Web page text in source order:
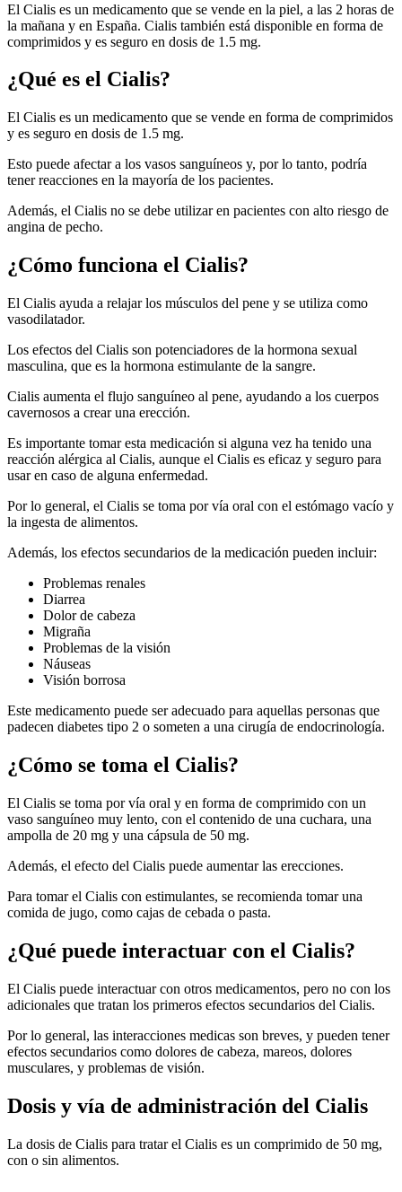
El Cialis es un medicamento que se vende en la piel, a las 2 horas de
la mañana y en España. Cialis también está disponible en forma de
comprimidos y es seguro en dosis de 1.5 mg.
¿Qué es el Cialis?
El Cialis es un medicamento que se vende en forma de comprimidos
y es seguro en dosis de 1.5 mg.
Esto puede afectar a los vasos sanguíneos y, por lo tanto, podría
tener reacciones en la mayoría de los pacientes.
Además, el Cialis no se debe utilizar en pacientes con alto riesgo de
angina de pecho.
¿Cómo funciona el Cialis?
El Cialis ayuda a relajar los músculos del pene y se utiliza como
vasodilatador.
Los efectos del Cialis son potenciadores de la hormona sexual
masculina, que es la hormona estimulante de la sangre.
Cialis aumenta el flujo sanguíneo al pene, ayudando a los cuerpos
cavernosos a crear una erección.
Es importante tomar esta medicación si alguna vez ha tenido una
reacción alérgica al Cialis, aunque el Cialis es eficaz y seguro para
usar en caso de alguna enfermedad.
Por lo general, el Cialis se toma por vía oral con el estómago vacío y
la ingesta de alimentos.
Además, los efectos secundarios de la medicación pueden incluir:
Problemas renales
Diarrea
Dolor de cabeza
Migraña
Problemas de la visión
Náuseas
Visión borrosa
Este medicamento puede ser adecuado para aquellas personas que
padecen diabetes tipo 2 o someten a una cirugía de endocrinología.
¿Cómo se toma el Cialis?
El Cialis se toma por vía oral y en forma de comprimido con un
vaso sanguíneo muy lento, con el contenido de una cuchara, una
ampolla de 20 mg y una cápsula de 50 mg.
Además, el efecto del Cialis puede aumentar las erecciones.
Para tomar el Cialis con estimulantes, se recomienda tomar una
comida de jugo, como cajas de cebada o pasta.
¿Qué puede interactuar con el Cialis?
El Cialis puede interactuar con otros medicamentos, pero no con los
adicionales que tratan los primeros efectos secundarios del Cialis.
Por lo general, las interacciones medicas son breves, y pueden tener
efectos secundarios como dolores de cabeza, mareos, dolores
musculares, y problemas de visión.
Dosis y vía de administración del Cialis
La dosis de Cialis para tratar el Cialis es un comprimido de 50 mg,
con o sin alimentos.